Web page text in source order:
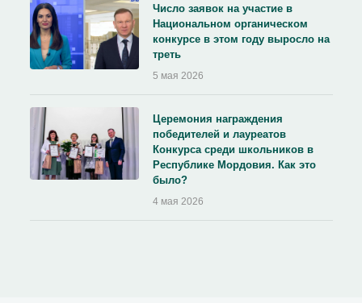
Число заявок на участие в
Национальном органическом
конкурсе в этом году выросло на
треть
5 мая 2026
Церемония награждения
победителей и лауреатов
Конкурса среди школьников в
Республике Мордовия. Как это
было?
4 мая 2026